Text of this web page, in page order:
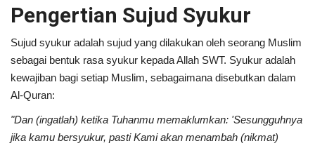
Pengertian Sujud Syukur
Sujud syukur adalah sujud yang dilakukan oleh seorang Muslim
sebagai bentuk rasa syukur kepada Allah SWT. Syukur adalah
kewajiban bagi setiap Muslim, sebagaimana disebutkan dalam
Al-Quran:
"Dan (ingatlah) ketika Tuhanmu memaklumkan: 'Sesungguhnya
jika kamu bersyukur, pasti Kami akan menambah (nikmat)